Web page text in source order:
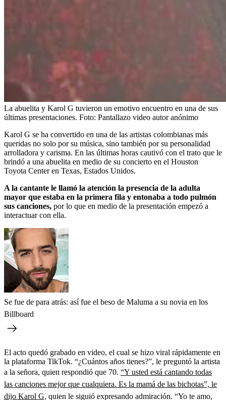
La abuelita y Karol G tuvieron un emotivo encuentro en una de sus
últimas presentaciones. Foto: Pantallazo video autor anónimo
Karol G se ha convertido en una de las artistas colombianas más
queridas no solo por su música, sino también por su personalidad
arrolladora y carisma. En las últimas horas cautivó con el trato que le
brindó a una abuelita en medio de su concierto en el Houston
Toyota Center en Texas, Estados Unidos.
A la cantante le llamó la atención la presencia de la adulta
mayor que estaba en la primera fila y entonaba a todo pulmón
sus canciones, por lo que en medio de la presentación empezó a
interactuar con ella.
Se fue de para atrás: así fue el beso de Maluma a su novia en los
Billboard
El acto quedó grabado en video, el cual se hizo viral rápidamente en
la plataforma TikTok. “¿Cuántos años tienes?”, le preguntó la artista
a la señora, quien respondió que 70. “Y usted está cantando todas
las canciones mejor que cualquiera. Es la mamá de las bichotas”, le
dijo Karol G, quien le siguió expresando admiración. “Yo te amo,